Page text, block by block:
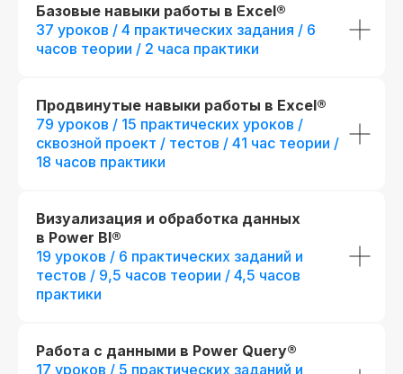
Базовые навыки работы в Excel®
37 уроков / 4 практических задания / 6
часов теории / 2 часа практики
Продвинутые навыки работы в Excel®
79 уроков / 15 практических уроков /
сквозной проект / тестов / 41 час теории /
18 часов практики
Визуализация и обработка данных
в Power BI®
19 уроков / 6 практических заданий и
тестов / 9,5 часов теории / 4,5 часов
практики
Работа с данными в Power Query®
17 уроков / 5 практических заданий и